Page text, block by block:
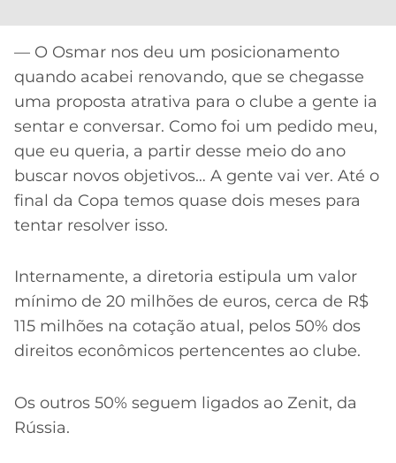
— O Osmar nos deu um posicionamento
quando acabei renovando, que se chegasse
uma proposta atrativa para o clube a gente ia
sentar e conversar. Como foi um pedido meu,
que eu queria, a partir desse meio do ano
buscar novos objetivos… A gente vai ver. Até o
final da Copa temos quase dois meses para
tentar resolver isso.
Internamente, a diretoria estipula um valor
mínimo de 20 milhões de euros, cerca de R$
115 milhões na cotação atual, pelos 50% dos
direitos econômicos pertencentes ao clube.
Os outros 50% seguem ligados ao Zenit, da
Rússia.